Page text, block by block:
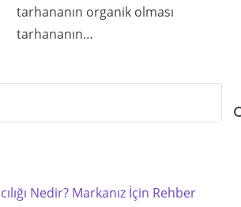
tarhananın organik olması
tarhananın…
Nedir? Markanız İçin Rehber